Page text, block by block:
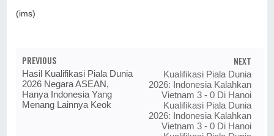
(ims)
PREVIOUS
Hasil Kualifikasi Piala Dunia
2026 Negara ASEAN,
Hanya Indonesia Yang
Menang Lainnya Keok
NEXT
Kualifikasi Piala Dunia
2026: Indonesia Kalahkan
Vietnam 3 - 0 Di Hanoi
Kualifikasi Piala Dunia
2026: Indonesia Kalahkan
Vietnam 3 - 0 Di Hanoi